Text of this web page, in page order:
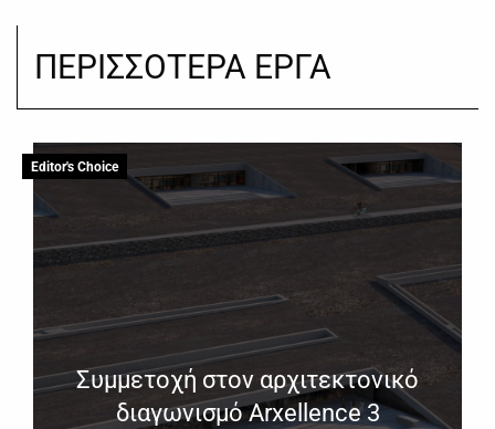
ΠΕΡΙΣΣΟΤΕΡΑ ΕΡΓΑ
Editor's Choice
Συμμετοχή στον αρχιτεκτονικό
διαγωνισμό Arxellence 3